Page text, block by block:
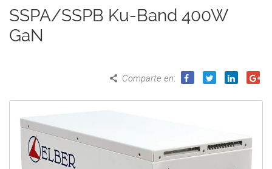
SSPA/SSPB Ku-Band 400W
GaN
Comparte en: